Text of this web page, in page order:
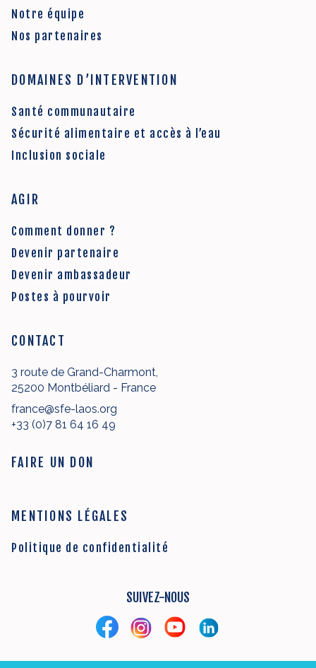
Notre équipe
Nos partenaires
DOMAINES D’INTERVENTION
Santé communautaire
Sécurité alimentaire et accès à l’eau
Inclusion sociale
AGIR
Comment donner ?
Devenir partenaire
Devenir ambassadeur
Postes à pourvoir
CONTACT
3 route de Grand-Charmont,
25200 Montbéliard - France
france@sfe-laos.org
+33 (0)7 81 64 16 49
FAIRE UN DON
MENTIONS LÉGALES
Politique de confidentialité
SUIVEZ-NOUS